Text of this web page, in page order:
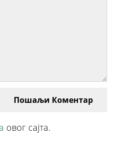
Пошаљи Коментар
овог сајта.